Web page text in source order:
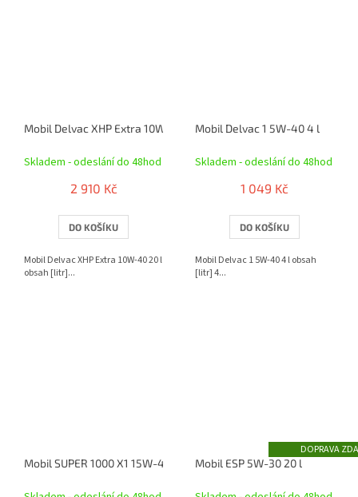
Mobil Delvac XHP Extra 10W-40 20 l
Skladem - odeslání do 48hod
2 910 Kč
DO KOŠÍKU
Mobil Delvac XHP Extra 10W-40 20 l
obsah [litr]...
Mobil Delvac 1 5W-40 4 l
Skladem - odeslání do 48hod
1 049 Kč
DO KOŠÍKU
Mobil Delvac 1 5W-40 4 l obsah
[litr] 4...
Mobil SUPER 1000 X1 15W-40 5L
Mobil ESP 5W-30 20 l